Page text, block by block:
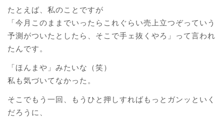
たとえば、私のことですが
「今月このままでいったらこれぐらい売上立つぞっていう
予測がついたとしたら、そこで手ェ抜くやろ」って言われ
たんです。
「ほんまや」みたいな（笑）
私も気づいてなかった。
そこでもう一回、もうひと押しすればもっとガンッといく
だろうに、